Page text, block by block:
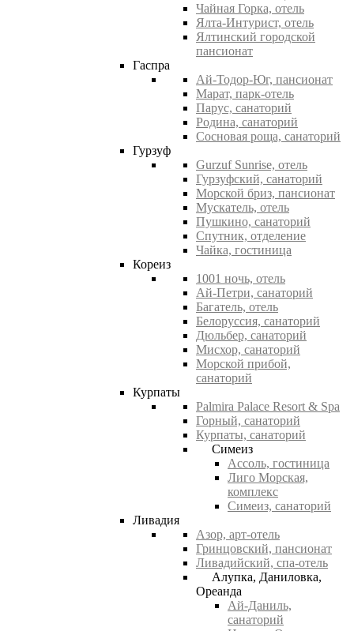
Чайная Горка, отель
Ялта-Интурист, отель
Ялтинский городской
пансионат
Гаспра
Ай-Тодор-Юг, пансионат
Марат, парк-отель
Парус, санаторий
Родина, санаторий
Сосновая роща, санаторий
Гурзуф
Gurzuf Sunrise, отель
Гурзуфский, санаторий
Морской бриз, пансионат
Мускатель, отель
Пушкино, санаторий
Спутник, отделение
Чайка, гостиница
Кореиз
1001 ночь, отель
Ай-Петри, санаторий
Багатель, отель
Белоруссия, санаторий
Дюльбер, санаторий
Мисхор, санаторий
Морской прибой,
санаторий
Курпаты
Palmira Palace Resort & Spa
Горный, санаторий
Курпаты, санаторий
Симеиз
Ассоль, гостиница
Лиго Морская,
комплекс
Симеиз, санаторий
Ливадия
Азор, арт-отель
Гринцовский, пансионат
Ливадийский, спа-отель
Алупка, Даниловка,
Ореанда
Ай-Даниль,
санаторий